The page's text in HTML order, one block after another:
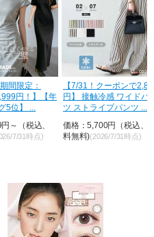
ポンで2,850
感 ワイドパン
パンツ ...
円（税込、送
7/31時点)
【半額クーポン対象】
済み ラッシュガード
ルインワン ショルダー
価格：6,980円（税込
料無料)(2026/7/31時点)